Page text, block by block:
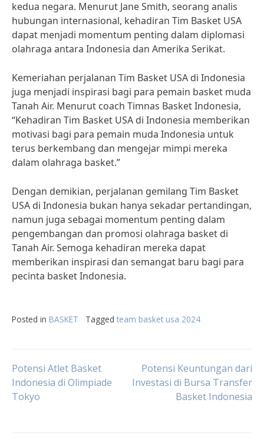
kedua negara. Menurut Jane Smith, seorang analis
hubungan internasional, kehadiran Tim Basket USA
dapat menjadi momentum penting dalam diplomasi
olahraga antara Indonesia dan Amerika Serikat.
Kemeriahan perjalanan Tim Basket USA di Indonesia
juga menjadi inspirasi bagi para pemain basket muda
Tanah Air. Menurut coach Timnas Basket Indonesia,
“Kehadiran Tim Basket USA di Indonesia memberikan
motivasi bagi para pemain muda Indonesia untuk
terus berkembang dan mengejar mimpi mereka
dalam olahraga basket.”
Dengan demikian, perjalanan gemilang Tim Basket
USA di Indonesia bukan hanya sekadar pertandingan,
namun juga sebagai momentum penting dalam
pengembangan dan promosi olahraga basket di
Tanah Air. Semoga kehadiran mereka dapat
memberikan inspirasi dan semangat baru bagi para
pecinta basket Indonesia.
Posted in BASKET Tagged team basket usa 2024
Post
navigation
Potensi Atlet Basket
Indonesia di Olimpiade
Tokyo
Potensi Keuntungan dari
Investasi di Bursa Transfer
Basket Indonesia